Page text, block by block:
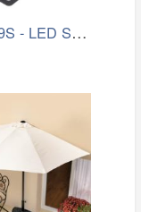
Globo 21029S - LED Stm. nab. dot.…